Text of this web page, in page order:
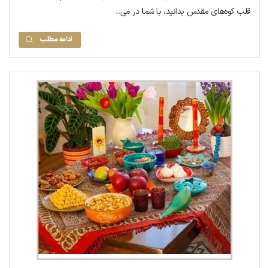
قلب کوه‌های مقدس بدانید، با شما در می...
ادامه مطلب